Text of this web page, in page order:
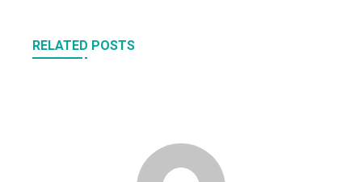
RELATED POSTS